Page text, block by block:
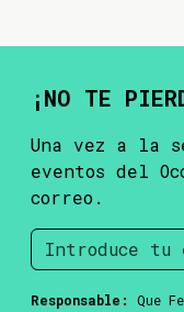
¡NO TE
Una vez a la
eventos del
correo.
Responsable: Que